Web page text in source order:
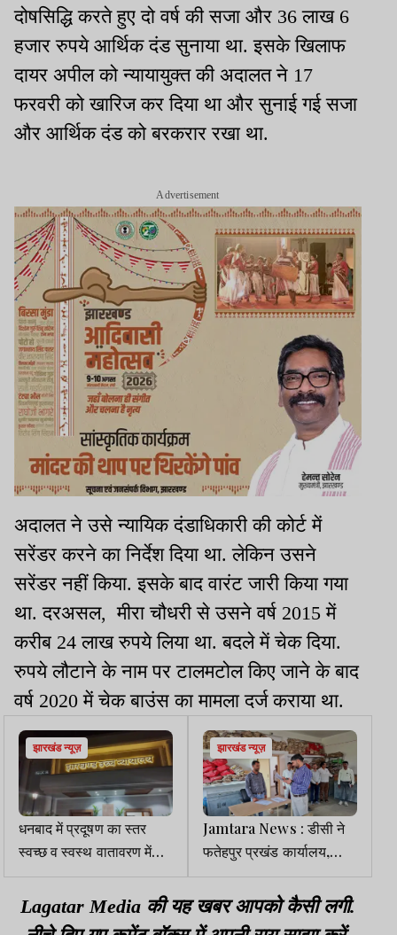
दोषसिद्धि करते हुए दो वर्ष की सजा और 36 लाख 6
हजार रुपये आर्थिक दंड सुनाया था. इसके खिलाफ
दायर अपील को न्यायायुक्त की अदालत ने 17
फरवरी को खारिज कर दिया था और सुनाई गई सजा
और आर्थिक दंड को बरकरार रखा था.
Advertisement
अदालत ने उसे न्यायिक दंडाधिकारी की कोर्ट में
सरेंडर करने का निर्देश दिया था. लेकिन उसने
सरेंडर नहीं किया. इसके बाद वारंट जारी किया गया
था. दरअसल, मीरा चौधरी से उसने वर्ष 2015 में
करीब 24 लाख रुपये लिया था. बदले में चेक दिया.
रुपये लौटाने के नाम पर टालमटोल किए जाने के बाद
वर्ष 2020 में चेक बाउंस का मामला दर्ज कराया था.
झारखंड न्यूज़
धनबाद में प्रदूषण का स्तर
स्वच्छ व स्वस्थ वातावरण में
जीवन के अधिकार के लिए गंभीर
खतरा : HC
झारखंड न्यूज़
Jamtara News : डीसी ने
फतेहपुर प्रखंड कार्यालय,
स्कूल व अस्पताल का किया
निरीक्षण
Lagatar Media की यह खबर आपको कैसी लगी.